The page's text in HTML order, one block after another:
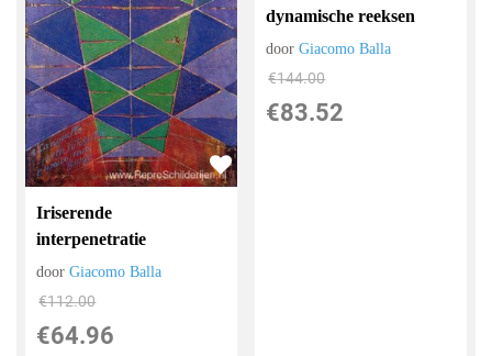
Iriserende
interpenetratie
doorGiacomo Balla
€112.00
€64.96
dynamische reeksen
doorGiacomo Balla
€144.00
€83.52